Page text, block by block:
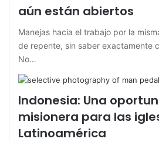
aún están abiertos
Manejas hacia el trabajo por la
de repente, sin saber exactamente
No…
Indonesia: Una
misionera para las
Latinoamérica